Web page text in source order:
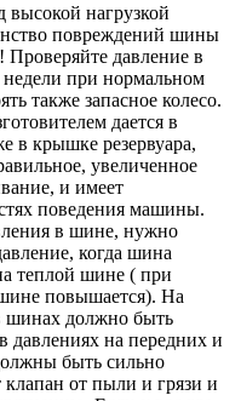
высокой нагрузкой
повреждений шины
давление в
при нормальном
также запасное колесо.
дается в
в крышке резервуара,
увеличенное
и имеет
поведения машины.
в шине, нужно
когда шина
теплой шине ( при
повышается). На
шинах должно быть
давлениях на передних и
быть сильно
от пыли и грязи и